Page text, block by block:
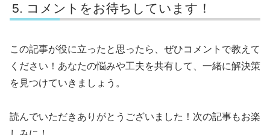
コメントをお待ちしています！
この記事が役に立ったと思ったら、ぜひコメントで教えて
ください！あなたの悩みや工夫を共有して、一緒に解決策
を見つけていきましょう。
読んでいただきありがとうございました！次の記事もお楽